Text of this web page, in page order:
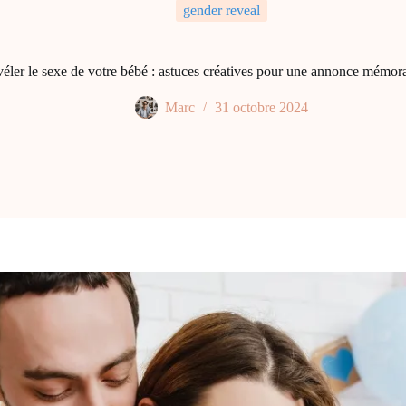
gender reveal
le sexe de votre bébé : astuces créatives pour une annonce
Marc 31 octobre 2024